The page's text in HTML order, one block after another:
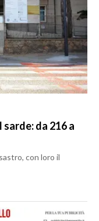
da 216 a
con loro il